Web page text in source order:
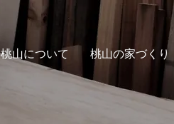
桃山について 桃山の家づくり